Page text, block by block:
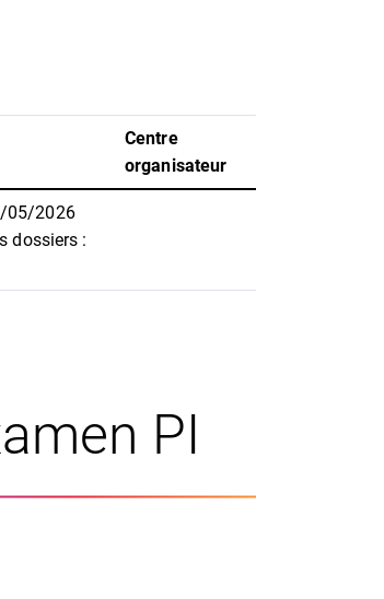
Centre
organisateur
05/2026
dossiers :
PI